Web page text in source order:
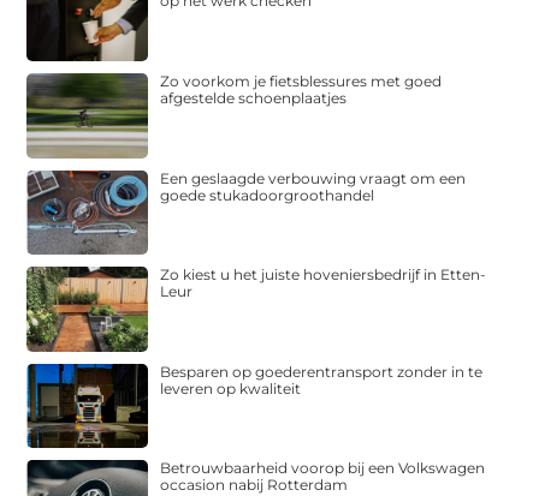
Zo voorkom je fietsblessures met goed
afgestelde schoenplaatjes
Een geslaagde verbouwing vraagt om een
goede stukadoorgroothandel
Zo kiest u het juiste hoveniersbedrijf in Etten-
Leur
Besparen op goederentransport zonder in te
leveren op kwaliteit
Betrouwbaarheid voorop bij een Volkswagen
occasion nabij Rotterdam